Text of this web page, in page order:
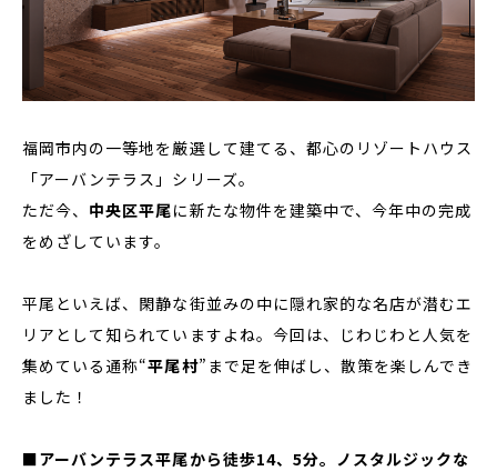
福岡市内の一等地を厳選して建てる、都心のリゾートハウス
「アーバンテラス」シリーズ。
ただ今、 中央区平尾に新たな物件を建築中で、今年中の完成
をめざしています。
平尾といえば、閑静な街並みの中に隠れ家的な名店が潜むエ
リアとして知られていますよね。今回は、じわじわと人気を
集めている通称“平尾村”まで足を伸ばし、散策を楽しんでき
ました！
■アーバンテラス平尾から徒歩14、5分。ノスタルジックな